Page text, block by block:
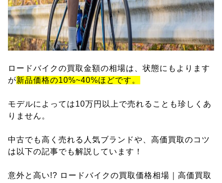
ロードバイクの買取金額の相場は、状態にもよります
が新品価格の10%~40%ほどです。
モデルによっては10万円以上で売れることも珍しくあ
りません。
中古でも高く売れる人気ブランドや、高価買取のコツ
は以下の記事でも解説しています！
意外と高い!? ロードバイクの買取価格相場｜高価買取